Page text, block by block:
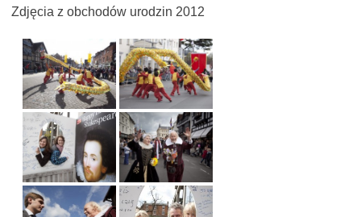
Zdjęcia z obchodów urodzin 2012